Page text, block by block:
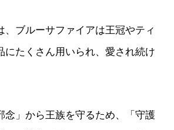
、ブルーサファイアは王冠やティ
にたくさん用いられ、愛され続け
念」から王族を守るため、「守護